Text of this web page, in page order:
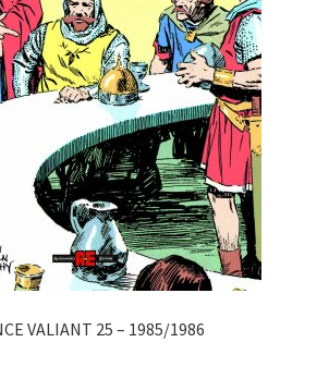
VALIANT 25 – 1985/1986